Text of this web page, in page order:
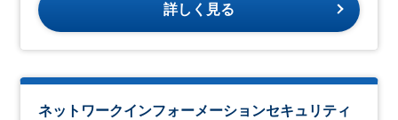
詳しく見る
ネットワークインフォーメーションセキュリティ